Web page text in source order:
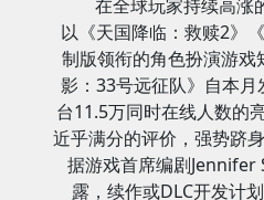
在全球玩家持续高涨
以《天国降临：救赎2》
制版领衔的角色扮演游
影：33号远征队》自本
台11.5万同时在线人数的
近乎满分的评价，强势跻
据游戏首席编剧Jennifer
露，续作或DLC开发计